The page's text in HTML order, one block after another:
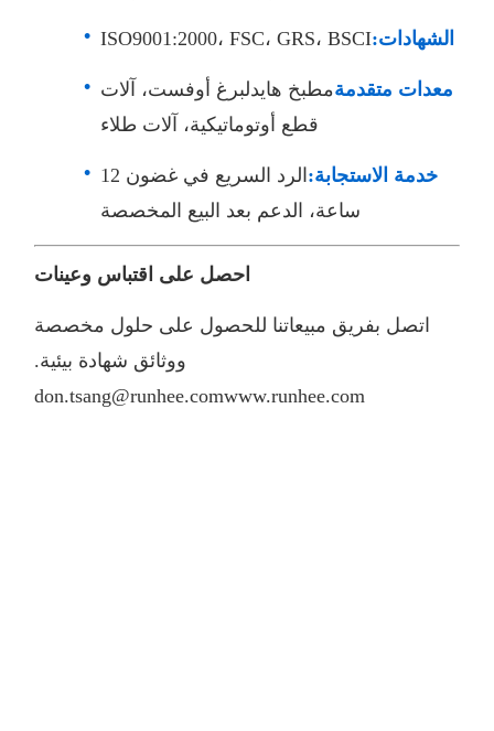
الشهادات:ISO9001:2000، FSC، GRS، BSCI
معدات متقدمةمطبخ هايدلبرغ أوفست، آلات
قطع أوتوماتيكية، آلات طلاء
خدمة الاستجابة:
الرد السريع في غضون 12
ساعة، الدعم بعد البيع المخصصة
احصل على اقتباس وعينات
اتصل بفريق مبيعاتنا للحصول على حلول مخصصة
ووثائق شهادة بيئية.
don.tsang@runhee.comwww.runhee.com